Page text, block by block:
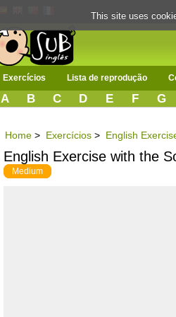
Exercícios Lista de reprodução
A B C D E F G
Home > Exercícios > English
English Exercise with the
Medium
This site uses